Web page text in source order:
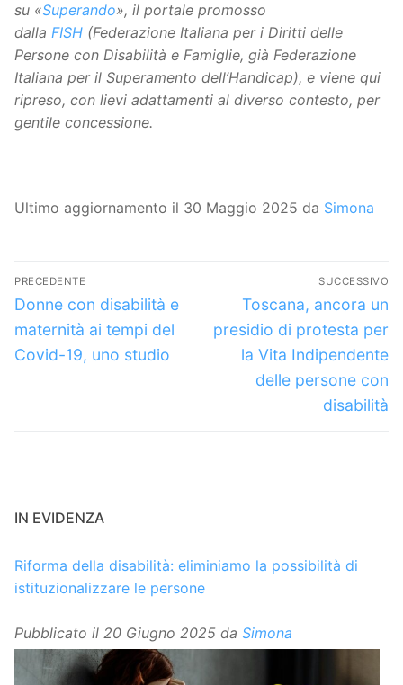
su «Superando», il portale promosso
dalla FISH (Federazione Italiana per i Diritti delle
Persone con Disabilità e Famiglie, già Federazione
Italiana per il Superamento dell’Handicap), e viene qui
ripreso, con lievi adattamenti al diverso contesto, per
gentile concessione.
Ultimo aggiornamento il 30 Maggio 2025 da Simona
Navigazione
articoli
PRECEDENTE
Articolo
precedente:
Donne con disabilità e
maternità ai tempi del
Covid-19, uno studio
SUCCESSIVO
Articolo
successivo:
Toscana, ancora un
presidio di protesta per
la Vita Indipendente
delle persone con
disabilità
IN EVIDENZA
Riforma della disabilità: eliminiamo la possibilità di
istituzionalizzare le persone
Pubblicato il 20 Giugno 2025 da Simona